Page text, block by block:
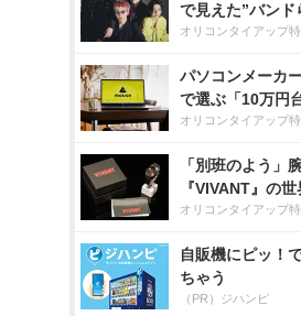
で見えた”バンド
オリコンタイアップ
パソコンメーカ
で選ぶ「10万円
オリコンタイアップ
「別班のよう」
『VIVANT』の
オリコンタイアップ
自販機にピッ！
ちゃう
（PR）ジハンピ